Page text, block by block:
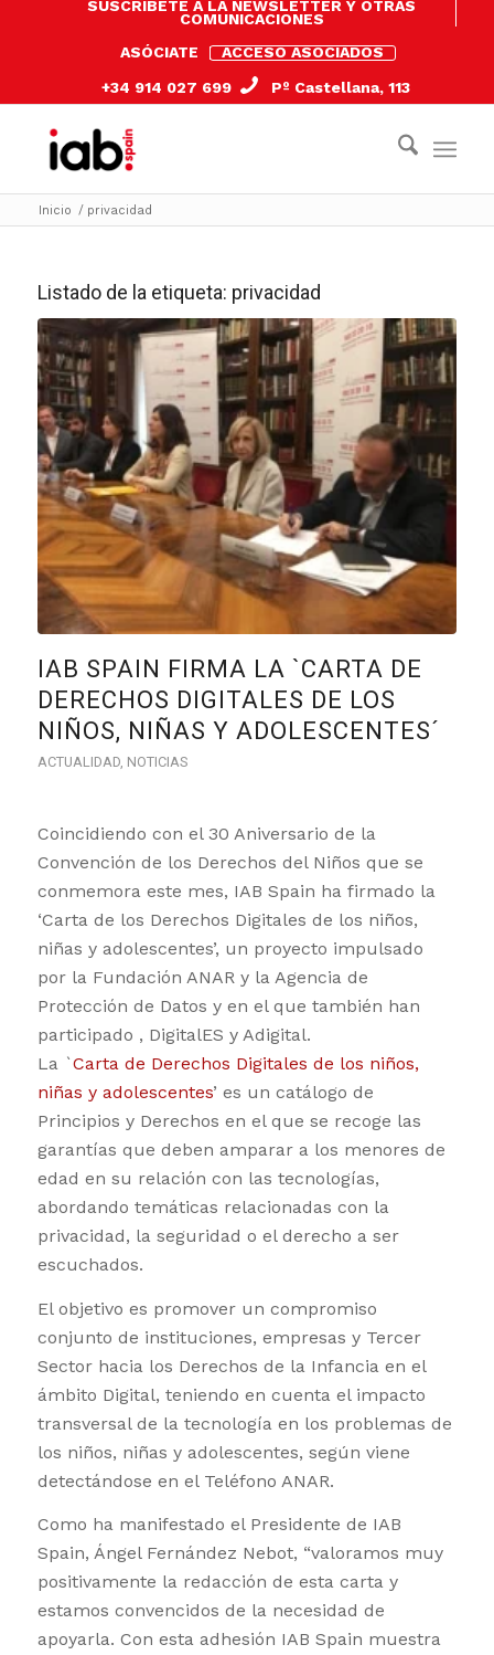
SUSCRÍBETE A LA NEWSLETTER Y OTRAS
COMUNICACIONES
ASÓCIATE
ACCESO ASOCIADOS
+34 914 027 699
Pº Castellana, 113
Inicio / privacidad
Listado de la etiqueta: privacidad
IAB SPAIN FIRMA LA `CARTA DE
DERECHOS DIGITALES DE LOS
NIÑOS, NIÑAS Y ADOLESCENTES´
ACTUALIDAD, NOTICIAS
Coincidiendo con el 30 Aniversario de la
Convención de los Derechos del Niños que se
conmemora este mes, IAB Spain ha firmado la
‘Carta de los Derechos Digitales de los niños,
niñas y adolescentes’, un proyecto impulsado
por la Fundación ANAR y la Agencia de
Protección de Datos y en el que también han
participado , DigitalES y Adigital.
La `Carta de Derechos Digitales de los niños,
niñas y adolescentes’ es un catálogo de
Principios y Derechos en el que se recoge las
garantías que deben amparar a los menores de
edad en su relación con las tecnologías,
abordando temáticas relacionadas con la
privacidad, la seguridad o el derecho a ser
escuchados.
El objetivo es promover un compromiso
conjunto de instituciones, empresas y Tercer
Sector hacia los Derechos de la Infancia en el
ámbito Digital, teniendo en cuenta el impacto
transversal de la tecnología en los problemas de
los niños, niñas y adolescentes, según viene
detectándose en el Teléfono ANAR.
Como ha manifestado el Presidente de IAB
Spain, Ángel Fernández Nebot, “valoramos muy
positivamente la redacción de esta carta y
estamos convencidos de la necesidad de
apoyarla. Con esta adhesión IAB Spain muestra